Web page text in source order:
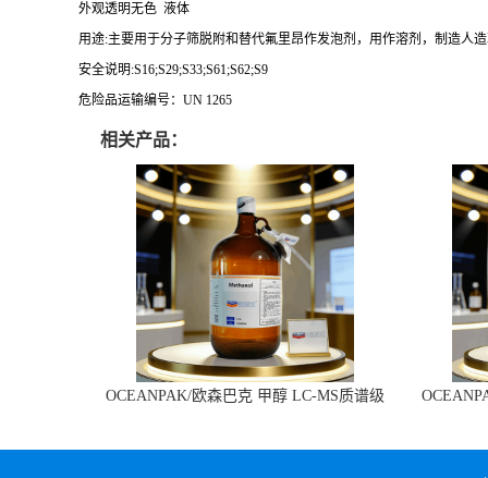
外观透明无色 液体
用途:主要用于分子筛脱附和替代氟里昂作发泡剂，用作溶剂，制造人
安全说明:S16;S29;S33;S61;S62;S9
危险品运输编号：UN 1265
相关产品：
OCEANPAK/欧森巴克 甲醇 LC-MS质谱级